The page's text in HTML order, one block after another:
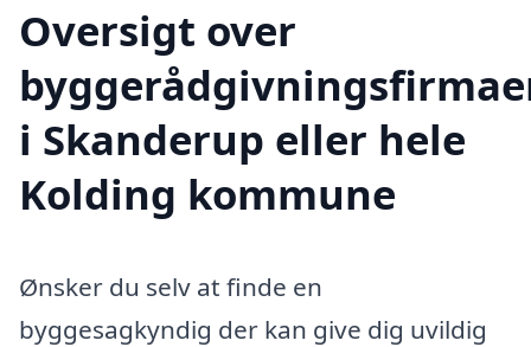
Oversigt over
i Skanderup eller hele
Kolding kommune
Ønsker du selv at finde en
byggesagkyndig der kan give dig uvildig